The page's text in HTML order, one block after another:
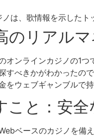
は、歌情報を示したト
のリアル
オンラインカジノの1
すべきかがわかったの
をウェブギャンブルで
こと：安
ベースのカジノを